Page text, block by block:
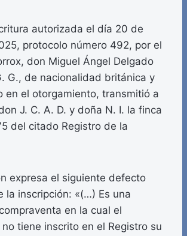
autorizada el día 20 de
protocolo número 492, por el
don Miguel Ángel Delgado
G., de nacionalidad británica y
en el otorgamiento, transmitió a
J. C. A. D. y doña N. I. la finca
del citado Registro de la
expresa el siguiente defecto
la inscripción: «(…) Es una
en la cual el
tiene inscrito en el Registro su